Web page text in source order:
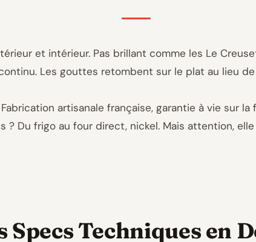
et intérieur. Pas brillant comme les Le
Les gouttes retombent sur le plat au lieu
artisanale française, garantie à vie sur
? Du frigo au four direct, nickel. Mais attention,
Specs Techniques en